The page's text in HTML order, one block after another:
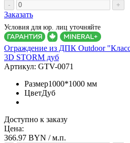
- +
Заказать
Условия для юр. лиц уточняйте
Ограждение из ДПК Outdoor
3D STORM дуб
Артикул: GTV-0071
Размер1000*1000 мм
ЦветДуб
Доступно к заказу
Цена:
366.97 BYN / м.п.